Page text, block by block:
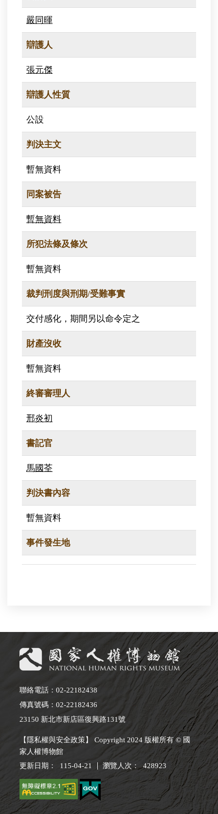
嚴同暉
辯護人
張元傑
辯護人性質
公設
判決主文
暫無資料
同案被告
暫無資料
所犯法條及條次
暫無資料
裁判刑度與刑期/受難事實
交付感化，期間另以命令定之
財產沒收
暫無資料
終審審理人
邢炎初
書記官
馬國荃
判決書內容
暫無資料
事件發生地
聯絡電話：02-22182438
傳真號碼：02-22182436
23150 新北市新店區復興路131號
【隱私權與安全政策】 Copyright 2024 版權所有 © 國
家人權博物館
更新日期：
115-04-21 瀏覽人次： 428923